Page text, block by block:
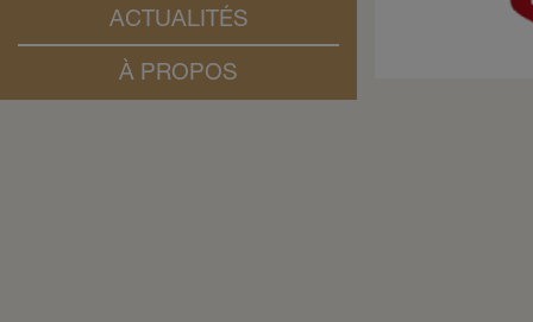
ACTUALITÉS
À PROPOS